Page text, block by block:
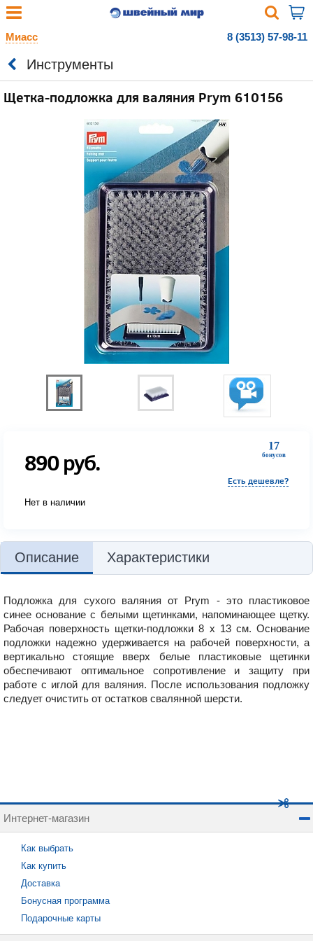
Миасс 8 (3513) 57-98-11
Инструменты
Щетка-подложка для валяния Prym 610156
17
бонусов
890руб.
Есть дешевле?
Нет в наличии
Описание Характеристики
Подложка для сухого валяния от Prym - это пластиковое
синее основание с белыми щетинками, напоминающее щетку.
Рабочая поверхность щетки-подложки 8 x 13 см. Основание
подложки надежно удерживается на рабочей поверхности, а
вертикально стоящие вверх белые пластиковые щетинки
обеспечивают оптимальное сопротивление и защиту при
работе с иглой для валяния. После использования подложку
следует очистить от остатков свалянной шерсти.
Интернет-магазин
Как выбрать
Как купить
Доставка
Бонусная программа
Подарочные карты